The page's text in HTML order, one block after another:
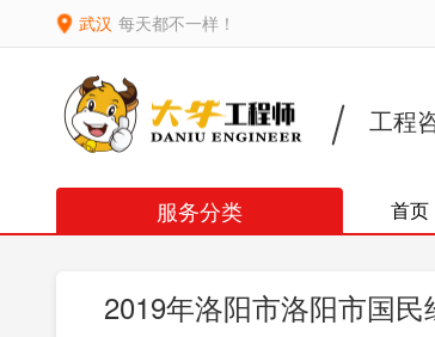
武汉 每天都不一样！
工程
服务分类 首页
2019年洛阳市洛阳市国